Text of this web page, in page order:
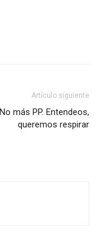
Artículo siguiente
No más PP. Entendeos,
queremos respirar